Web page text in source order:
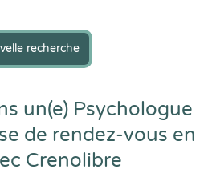
recherche
un(e) Psychologue
de rendez-vous en
Crenolibre